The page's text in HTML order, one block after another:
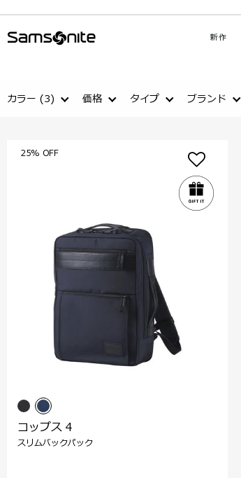
新作
カラー (3) 価格 タイプ ブランド
25% OFF
コップス 4
スリムバックパック